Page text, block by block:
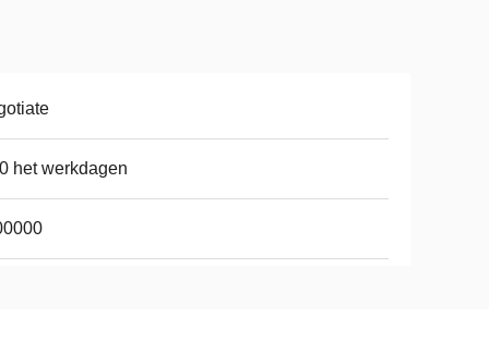
het werkdagen